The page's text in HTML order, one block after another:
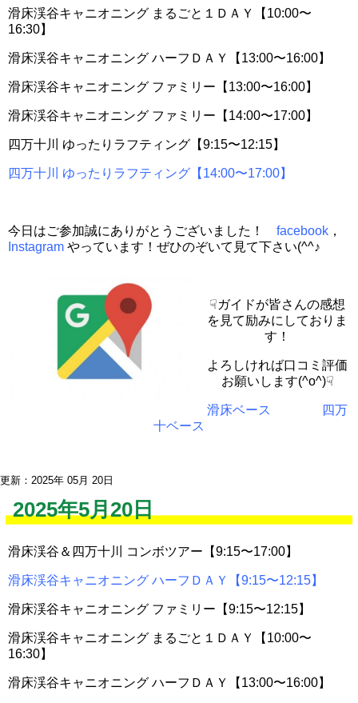
滑床渓谷キャニオニング まるごと１ＤＡＹ【10:00〜
16:30】
滑床渓谷キャニオニング ハーフＤＡＹ【13:00〜16:00】
滑床渓谷キャニオニング ファミリー【13:00〜16:00】
滑床渓谷キャニオニング ファミリー【14:00〜17:00】
四万十川 ゆったりラフティング【9:15〜12:15】
四万十川 ゆったりラフティング【14:00〜17:00】
今日はご参加誠にありがとうございました！ facebook ，
Instagram やっています！ぜひのぞいて見て下さい(^^♪
☟ガイドが皆さんの感想
を見て励みにしておりま
す！
よろしければ口コミ評価
お願いします(^o^)☟
滑床ベース
四万
十ベース
更新：2025年 05月 20日
2025年5月20日
滑床渓谷＆四万十川 コンボツアー【9:15〜17:00】
滑床渓谷キャニオニング ハーフＤＡＹ【9:15〜12:15】
滑床渓谷キャニオニング ファミリー【9:15〜12:15】
滑床渓谷キャニオニング まるごと１ＤＡＹ【10:00〜
16:30】
滑床渓谷キャニオニング ハーフＤＡＹ【13:00〜16:00】